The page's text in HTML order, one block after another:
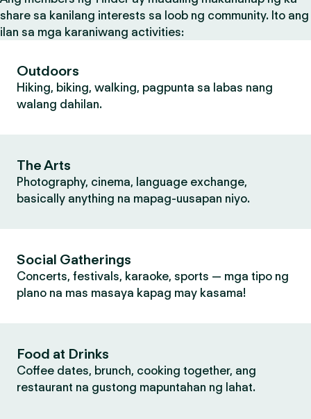
share sa kanilang interests sa loob ng community. Ito ang
ilan sa mga karaniwang activities:
Outdoors
Hiking, biking, walking, pagpunta sa labas nang
walang dahilan.
The Arts
Photography, cinema, language exchange,
basically anything na mapag-uusapan niyo.
Social Gatherings
Concerts, festivals, karaoke, sports — mga tipo ng
plano na mas masaya kapag may kasama!
Food at Drinks
Coffee dates, brunch, cooking together, ang
restaurant na gustong mapuntahan ng lahat.